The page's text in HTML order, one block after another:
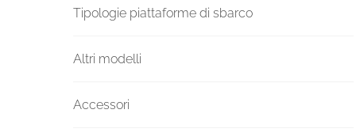
Tipologie piattaforme di sbarco
Altri modelli
Accessori